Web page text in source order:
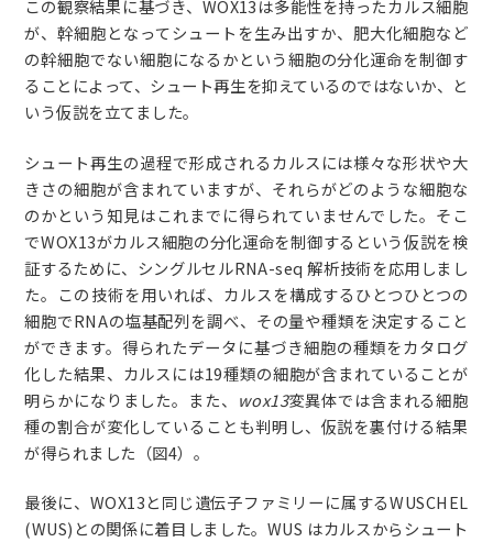
この観察結果に基づき、WOX13は多能性を持ったカルス細胞
が、幹細胞となってシュートを生み出すか、肥大化細胞など
の幹細胞でない細胞になるかという細胞の分化運命を制御す
ることによって、シュート再生を抑えているのではないか、と
いう仮説を立てました。
シュート再生の過程で形成されるカルスには様々な形状や大
きさの細胞が含まれていますが、それらがどのような細胞な
のかという知見はこれまでに得られていませんでした。そこ
でWOX13がカルス細胞の分化運命を制御するという仮説を検
証するために、シングルセルRNA-seq 解析技術を応用しまし
た。この技術を用いれば、カルスを構成するひとつひとつの
細胞でRNAの塩基配列を調べ、その量や種類を決定すること
ができます。得られたデータに基づき細胞の種類をカタログ
化した結果、カルスには19種類の細胞が含まれていることが
明らかになりました。また、
wox13変異体では含まれる細胞
種の割合が変化していることも判明し、仮説を裏付ける結果
が得られました（図4）。
最後に、WOX13と同じ遺伝子ファミリーに属するWUSCHEL
(WUS)との関係に着目しました。WUS はカルスからシュート